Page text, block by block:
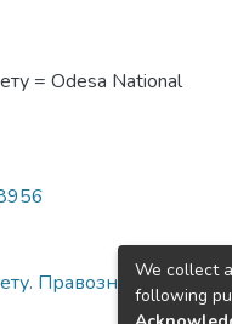
= Odesa National
ПравознавствоWe collect
following